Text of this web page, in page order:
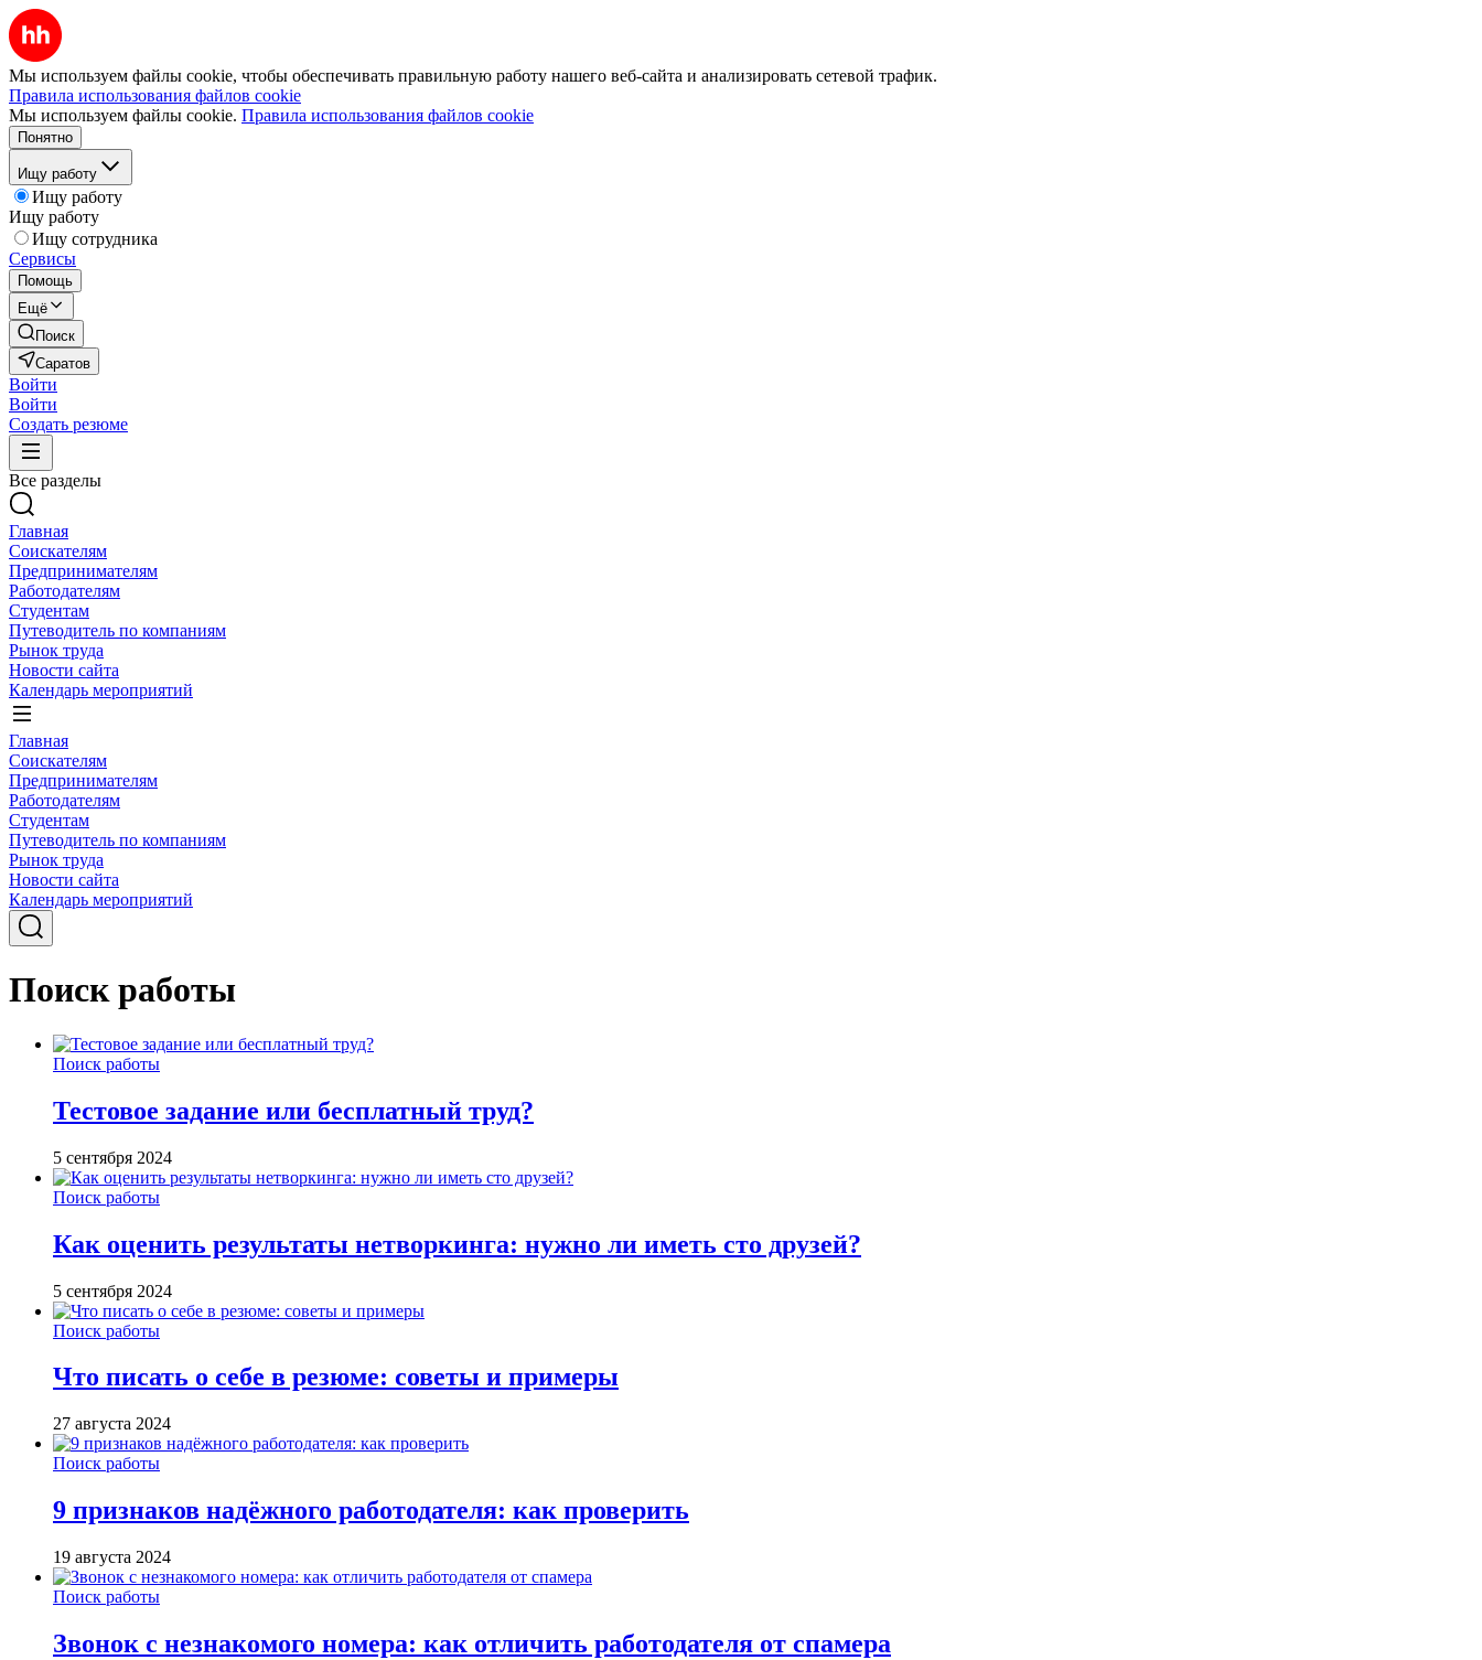
Мы используем файлы cookie, чтобы обеспечивать правильную работу нашего веб-сайта и анализировать сетевой трафик.
Правила использования файлов cookie
Мы используем файлы cookie. Правила использования файлов cookie
Понятно
Ищу работу
Ищу работу
Ищу работу
Ищу сотрудника
Сервисы
Помощь
Ещё
Поиск
Саратов
Войти
Войти
Создать резюме
Все разделы
Главная
Соискателям
Предпринимателям
Работодателям
Студентам
Путеводитель по компаниям
Рынок труда
Новости сайта
Календарь мероприятий
Главная
Соискателям
Предпринимателям
Работодателям
Студентам
Путеводитель по компаниям
Рынок труда
Новости сайта
Календарь мероприятий
Поиск работы
Поиск работы
Тестовое задание или бесплатный труд?
5 сентября 2024
Поиск работы
Как оценить результаты нетворкинга: нужно ли иметь сто друзей?
5 сентября 2024
Поиск работы
Что писать о себе в резюме: советы и примеры
27 августа 2024
Поиск работы
9 признаков надёжного работодателя: как проверить
19 августа 2024
Поиск работы
Звонок с незнакомого номера: как отличить работодателя от спамера